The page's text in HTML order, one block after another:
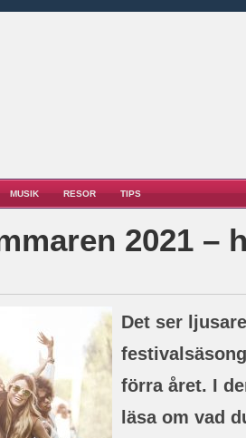
MUSIK RESOR TIPS
2021 –
Det ser
förra året. I
läsa om vad